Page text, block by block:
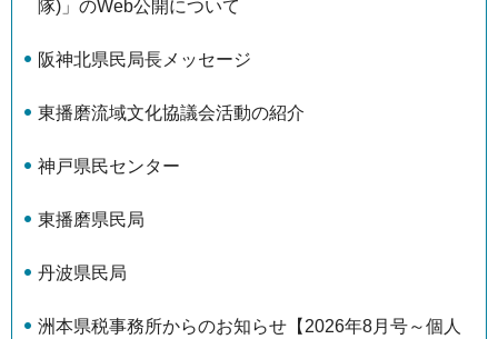
隊)」のWeb公開について
阪神北県民局長メッセージ
東播磨流域文化協議会活動の紹介
神戸県民センター
東播磨県民局
丹波県民局
洲本県税事務所からのお知らせ【2026年8月号～個人